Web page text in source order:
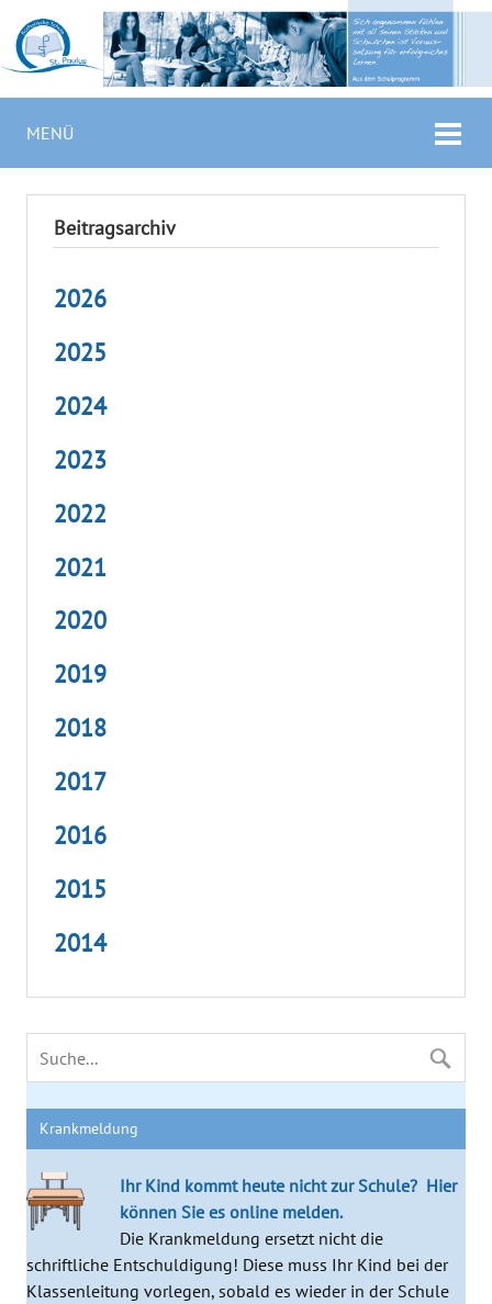
MENÜ
Beitragsarchiv
2026
2025
2024
2023
2022
2021
2020
2019
2018
2017
2016
2015
2014
Krankmeldung
Ihr Kind kommt heute nicht zur Schule? Hier
können Sie es online melden.
Die Krankmeldung ersetzt nicht die
schriftliche Entschuldigung! Diese muss Ihr Kind bei der
Klassenleitung vorlegen, sobald es wieder in der Schule